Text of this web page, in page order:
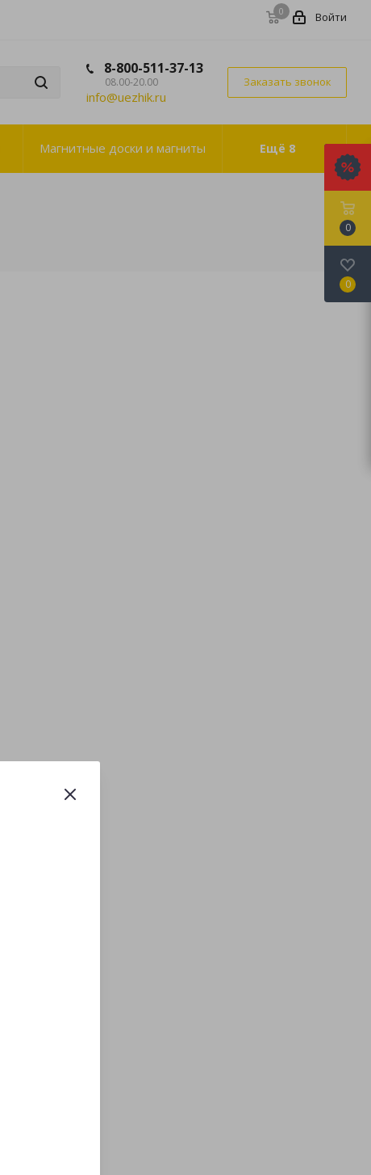
0 Войти
8-800-511-37-13
08.00-20.00
info@uezhik.ru
Заказать звонок
Магнитные доски и магниты Ещё 8
0
0